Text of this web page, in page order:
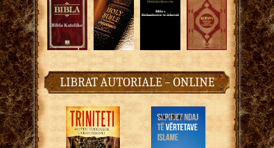
LIBRAT AUTORIALE – ONLINE